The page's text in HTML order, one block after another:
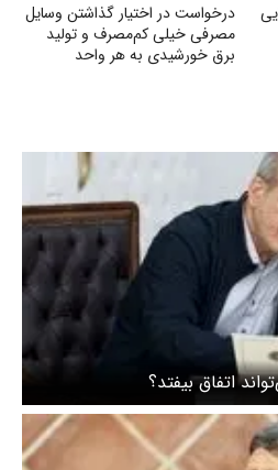
درخواست در اختیار گذاشتن وسایل
مصرفی خیلی کم‌مصرف و تولید
برق خورشیدی به هر واحد
اتفاق بیفتد؟